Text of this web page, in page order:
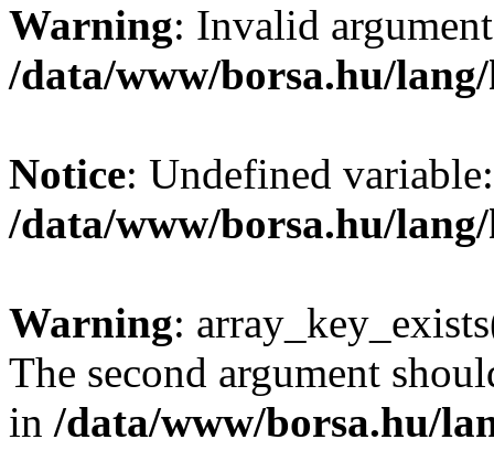
Warning: Invalid
/data/www/borsa.hu/
Notice: Undefined
/data/www/borsa.hu/
Warning:
The second argument
in /data/www/borsa.hu/